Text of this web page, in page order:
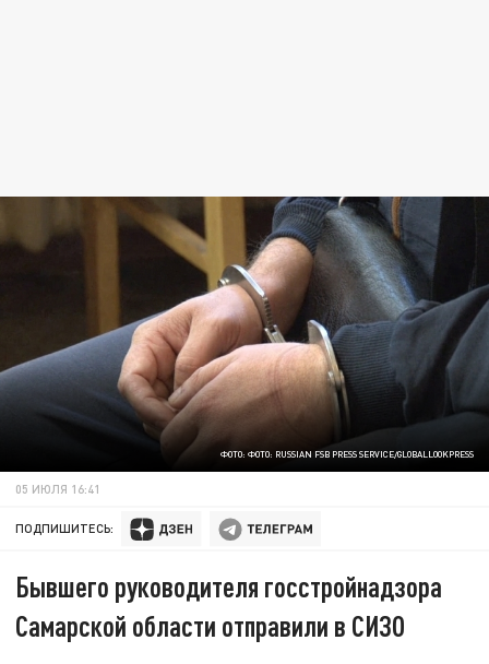
ФОТО: ФОТО: RUSSIAN FSB PRESS SERVICE/GLOBALLOOKPRESS
05 ИЮЛЯ 16:41
ПОДПИШИТЕСЬ:
Бывшего руководителя госстройнадзора
Самарской области отправили в СИЗО